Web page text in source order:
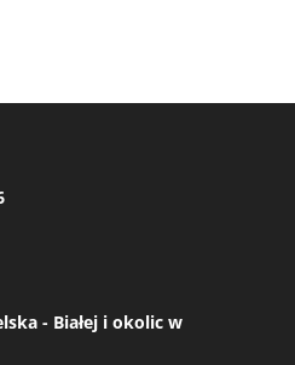
- Białej i okolic w